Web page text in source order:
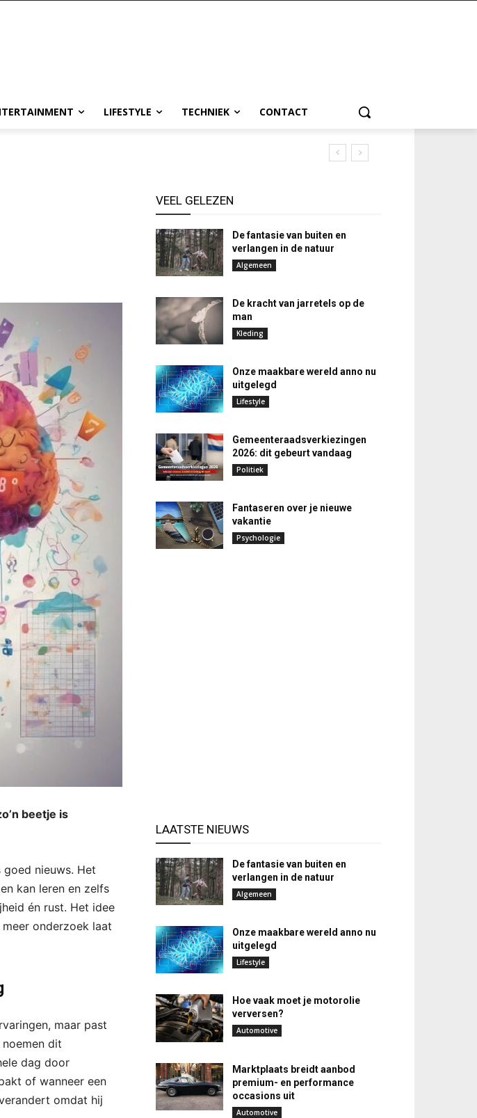
LIFESTYLE TECHNIEK CONTACT
beetje is
nieuws. Het
kan leren en zelfs
én rust. Het idee
onderzoek laat
maar past
dit
dag door
of wanneer een
omdat hij
VEEL GELEZEN
De fantasie van buiten en
verlangen in de natuur
Algemeen
De kracht van jarretels op de
man
Kleding
Onze maakbare wereld anno nu
uitgelegd
Lifestyle
Gemeenteraadsverkiezingen
2026: dit gebeurt vandaag
Politiek
Fantaseren over je nieuwe
vakantie
Psychologie
LAATSTE NIEUWS
De fantasie van buiten en
verlangen in de natuur
Algemeen
Onze maakbare wereld anno nu
uitgelegd
Lifestyle
Hoe vaak moet je motorolie
verversen?
Automotive
Marktplaats breidt aanbod
premium- en performance
occasions uit
Automotive